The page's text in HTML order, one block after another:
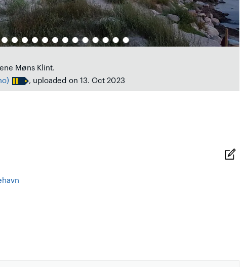
Møns Klint.
, uploaded on 13. Oct 2023